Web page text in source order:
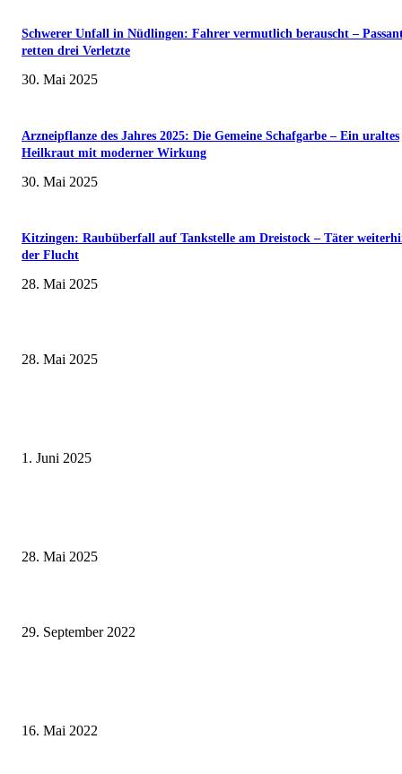
Schwerer Unfall in Nüdlingen: Fahrer vermutlich berauscht –
retten drei Verletzte
30. Mai 2025
Arzneipflanze des Jahres 2025: Die Gemeine Schafgarbe – Ein uraltes
Heilkraut mit moderner Wirkung
30. Mai 2025
Kitzingen: Raubüberfall auf Tankstelle am Dreistock – Täter
der Flucht
28. Mai 2025
28. Mai 2025
1. Juni 2025
28. Mai 2025
29. September 2022
16. Mai 2022